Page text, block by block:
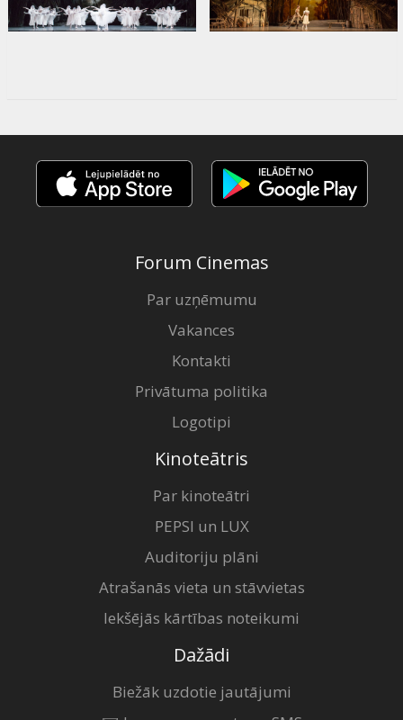
Forum Cinemas
Par uzņēmumu
Vakances
Kontakti
Privātuma politika
Logotipi
Kinoteātris
Par kinoteātri
PEPSI un LUX
Auditoriju plāni
Atrašanās vieta un stāvvietas
Iekšējās kārtības noteikumi
Dažādi
Biežāk uzdotie jautājumi